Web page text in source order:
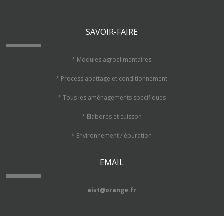
SAVOIR-FAIRE
* Modules agroalimentaires
* Process abattage et conditionnement
* Tous les aménagements spécifiques
* Elaborés et cuisson
* Environnement / épuration
EMAIL
aivt@orange.fr